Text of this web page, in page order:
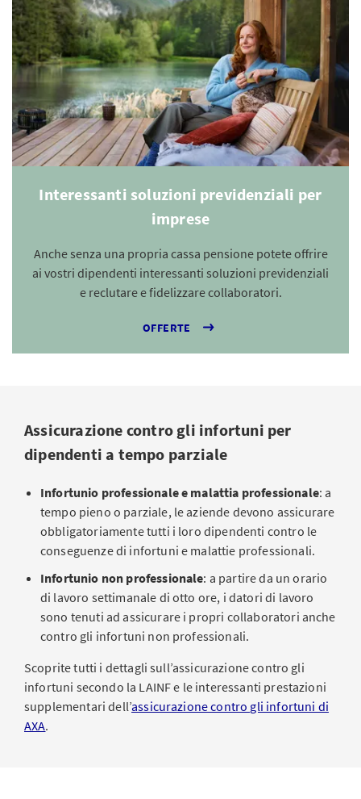
Interessanti soluzioni previdenziali per
imprese
Anche senza una propria cassa pensione potete offrire
ai vostri dipendenti interessanti soluzioni previdenziali
e reclutare e fidelizzare collaboratori.
OFFERTE
Assicurazione contro gli infortuni per
dipendenti a tempo parziale
Infortunio professionale e malattia professionale: a
tempo pieno o parziale, le aziende devono assicurare
obbligatoriamente tutti i loro dipendenti contro le
conseguenze di infortuni e malattie professionali.
Infortunio non professionale: a partire da un orario
di lavoro settimanale di otto ore, i datori di lavoro
sono tenuti ad assicurare i propri collaboratori anche
contro gli infortuni non professionali.
Scoprite tutti i dettagli sull’assicurazione contro gli
infortuni secondo la LAINF e le interessanti prestazioni
supplementari dell’assicurazione contro gli infortuni di
AXA.